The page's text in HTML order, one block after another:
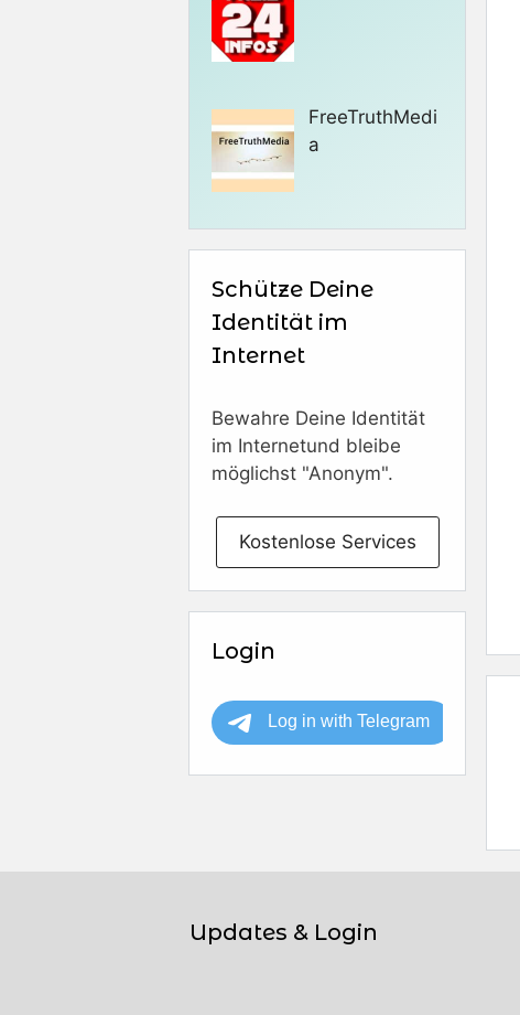
FreeTruthMedi
a
Schütze Deine
Identität im
Internet
Bewahre Deine Identität
im Internetund bleibe
möglichst "Anonym".
Kostenlose Services
Login
Updates & Login